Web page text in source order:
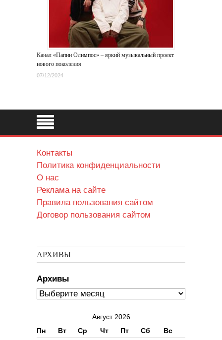
Канал «Папин Олимпос» – яркий музыкальный проект
нового поколения
07/12/2024
Контакты
Политика конфиденциальности
О нас
Реклама на сайте
Правила пользования сайтом
Договор пользования сайтом
АРХИВЫ
Архивы
Август 2026
Пн
Вт Ср Чт Пт Сб Вс